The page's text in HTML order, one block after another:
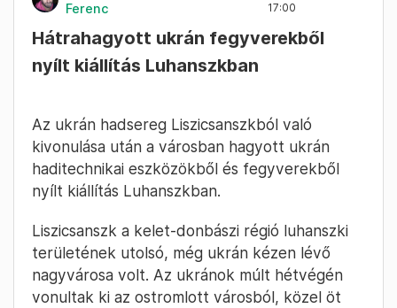
Ferenc
17:00
Hátrahagyott ukrán fegyverekből
nyílt kiállítás Luhanszkban
Az ukrán hadsereg Liszicsanszkból való
kivonulása után a városban hagyott ukrán
haditechnikai eszközökből és fegyverekből
nyílt kiállítás Luhanszkban.
Liszicsanszk a kelet-donbászi régió luhanszki
területének utolsó, még ukrán kézen lévő
nagyvárosa volt. Az ukránok múlt hétvégén
vonultak ki az ostromlott városból, közel öt